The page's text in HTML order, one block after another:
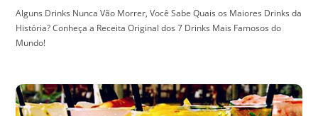
Alguns Drinks Nunca Vão Morrer, Você Sabe Quais os Maiores Drinks da
História? Conheça a Receita Original dos 7 Drinks Mais Famosos do
Mundo!